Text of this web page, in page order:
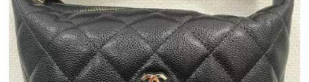
宅配買取を申し込む
無料の宅配キットをお届けします